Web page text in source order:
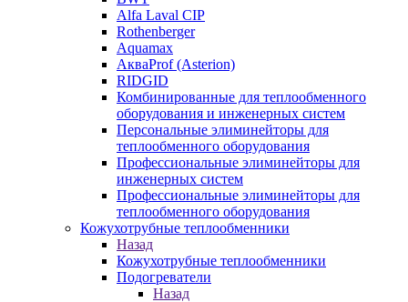
Alfa Laval CIP
Rothenberger
Aquamax
АкваProf (Asterion)
RIDGID
Комбинированные для теплообменного
оборудования и инженерных систем
Персональные элиминейторы для
теплообменного оборудования
Профессиональные элиминейторы для
инженерных систем
Профессиональные элиминейторы для
теплообменного оборудования
Кожухотрубные теплообменники
Назад
Кожухотрубные теплообменники
Подогреватели
Назад